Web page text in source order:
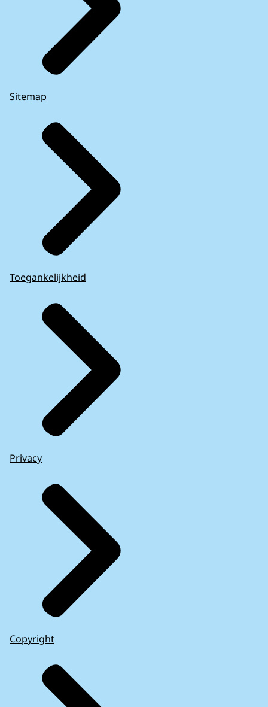
Sitemap
Toegankelijkheid
Privacy
Copyright